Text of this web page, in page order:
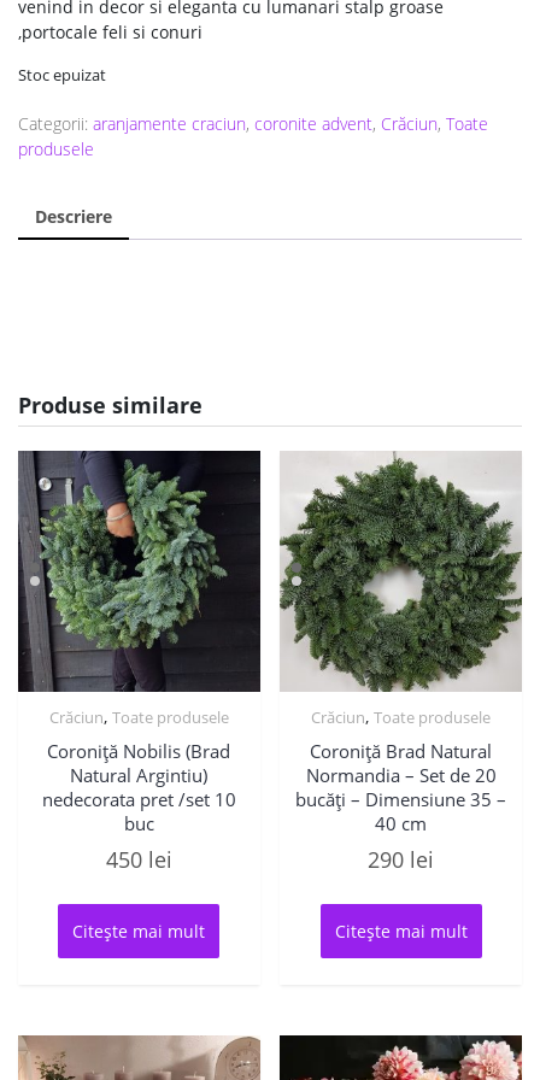
venind in decor si eleganta cu lumanari stalp groase
,portocale feli si conuri
Stoc epuizat
Categorii: aranjamente craciun, coronite advent, Crăciun, Toate
produsele
Descriere
Produse similare
Crăciun, Toate produsele
Coroniță Nobilis (Brad
Natural Argintiu)
nedecorata pret /set 10
buc
450 lei
Citește mai mult
Crăciun,Toate produsele
Coroniță Brad Natural
Normandia – Set de 20
bucăți – Dimensiune 35 –
40 cm
290 lei
Citește mai mult